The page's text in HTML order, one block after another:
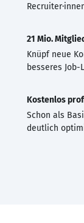
21 Mio.
Knüpf neue
besseres Job-
Kostenlos
Schon als
deutlich